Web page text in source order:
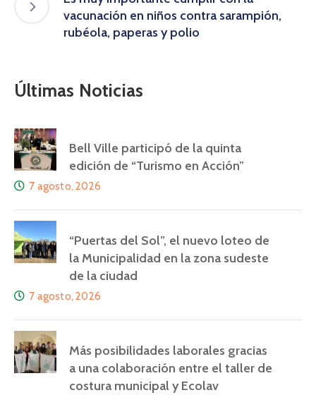
vacunación en niños contra sarampión,
rubéola, paperas y polio
Últimas Noticias
Bell Ville participó de la quinta
edición de “Turismo en Acción”
7 agosto, 2026
“Puertas del Sol”, el nuevo loteo de
la Municipalidad en la zona sudeste
de la ciudad
7 agosto, 2026
Más posibilidades laborales gracias
a una colaboración entre el taller de
costura municipal y Ecolav